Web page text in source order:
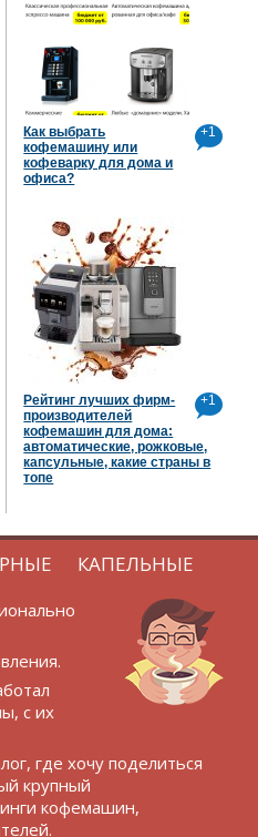
+1
Как выбрать
кофемашину или
кофеварку для дома и
офиса?
+1
Рейтинг лучших фирм-
производителей
кофемашин для дома:
автоматические, рожковые,
капсульные, какие страны в
топе
КАПЕЛЬНЫЕ
с их
где хочу поделиться
крупный
кофемашин,